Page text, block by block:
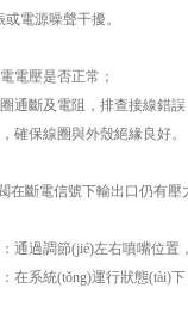
電源噪聲干擾。
電壓是否正常；
通斷及電阻，排查接線錯誤
確保線圈與外殼絕緣良好。
在斷電信號下輸出口仍有壓
通過調節(jié)左右噴嘴位置
在系統(tǒng)運行狀態(tài)